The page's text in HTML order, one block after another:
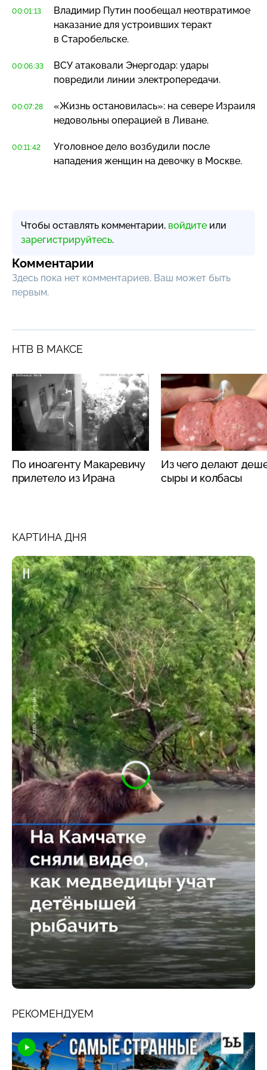
00:01:13
Владимир Путин пообещал неотвратимое
наказание для устроивших теракт
в Старобельске.
00:06:33
ВСУ атаковали Энергодар: удары
повредили линии электропередачи.
00:07:28
«Жизнь остановилась»: на севере Израиля
недовольны операцией в Ливане.
00:11:42
Уголовное дело возбудили после
нападения женщин на девочку в Москве.
Чтобы оставлять комментарии, войдите или
зарегистрируйтесь.
Комментарии
Здесь пока нет комментариев, Ваш может быть
первым.
НТВ В МАКСЕ
По иноагенту Макаревичу
прилетело из Ирана
Из чего делают
сыры и колбасы
КАРТИНА ДНЯ
РЕКОМЕНДУЕМ